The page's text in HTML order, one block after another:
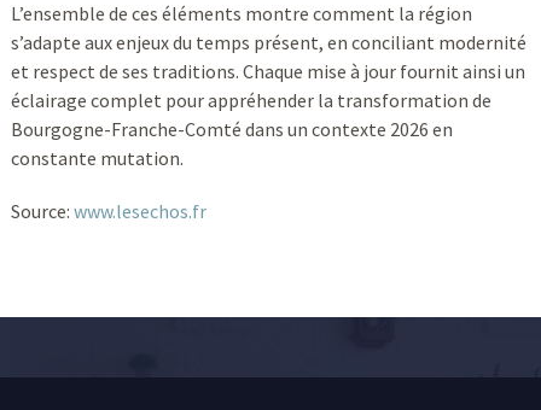
L’ensemble de ces éléments montre comment la région
s’adapte aux enjeux du temps présent, en conciliant modernité
et respect de ses traditions. Chaque mise à jour fournit ainsi un
éclairage complet pour appréhender la transformation de
Bourgogne-Franche-Comté dans un contexte 2026 en
constante mutation.
Source: www.lesechos.fr